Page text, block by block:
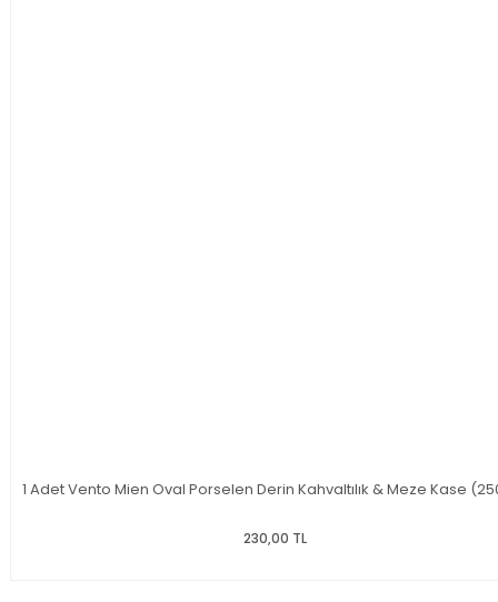
1 Adet Vento Mien Oval Porselen Derin Kahvaltılık & Meze Kase
230,00 TL